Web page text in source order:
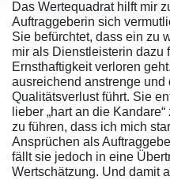
Das Wertequadrat hilft mir
Auftraggeberin sich
Sie befürchtet, dass ein zu
mir als Dienstleisterin dazu
Ernsthaftigkeit verloren
ausreichend anstrenge
Qualitätsverlust führt. Sie
lieber „hart an die
zu führen, dass ich mich
Ansprüchen als
fällt sie jedoch in eine
Wertschätzung. Und damit